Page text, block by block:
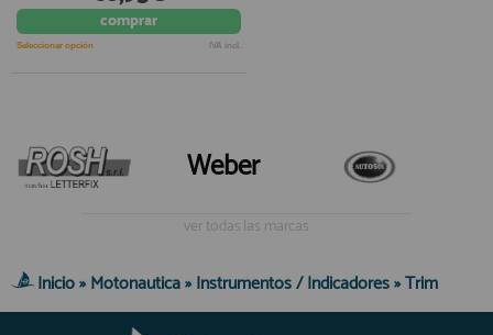
AFILIADOS
910 60 71 03
HORARIO de TIENDA:
Sábados de 10:00 a 14:00
910 51 49 87 Whatsapp
registro profesional
comprar
Seleccionar opción IVA incl.
Weber
ver todas las marcas
Inicio»Motonautica»Instrumentos / Indicadores»Trim